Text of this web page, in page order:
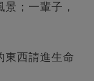
；一輩子，
東西請進生命